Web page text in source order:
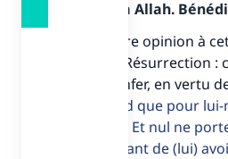
Louange à Allah.
La meilleure opinion à
jour de la Résurrection
iront en enfer, en vertu
ne le prend que pour
détriment. Et nul ne
peuple) avant de (lui)
Faites
"Celui qui